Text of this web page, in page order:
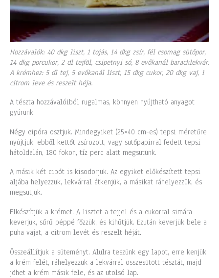
Hozzávalók: 40 dkg liszt, 1 tojás, 14 dkg zsír, fél csomag sütőpor,
14 dkg porcukor, 2 dl tejföl, csipetnyi só, 8 evőkanál baracklekvár.
A krémhez: 5 dl tej, 5 evőkanál liszt, 15 dkg cukor, 20 dkg vaj, 1
citrom leve és reszelt héja.
A tészta hozzávalóiból rugalmas, könnyen nyújtható anyagot
gyúrunk.
Négy cipóra osztjuk. Mindegyiket (25×40 cm-es) tepsi méretűre
nyújtjuk, ebből kettőt zsírozott, vagy sütőpapírral fedett tepsi
hátoldalán, 180 fokon, tíz perc alatt megsütünk.
A másik két cipót is kisodorjuk. Az egyiket előkészített tepsi
aljába helyezzük, lekvárral átkenjük, a másikat ráhelyezzük, és
megsütjük.
Elkészítjük a krémet. A lisztet a tejjel és a cukorral simára
keverjük, sűrű péppé főzzük, és kihűtjük. Ezután keverjük bele a
puha vajat, a citrom levét és reszelt héját.
Összeállítjuk a süteményt. Alulra teszünk egy lapot, erre kenjük
a krém felét, ráhelyezzük a lekvárral összesütött tésztát, majd
jöhet a krém másik fele, és az utolsó lap.